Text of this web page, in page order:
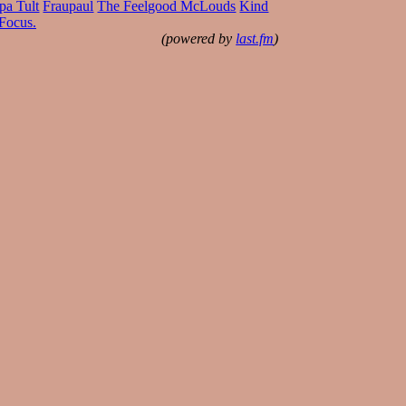
Tult Fraupaul The Feelgood McLouds Kind
(powered by last.fm)